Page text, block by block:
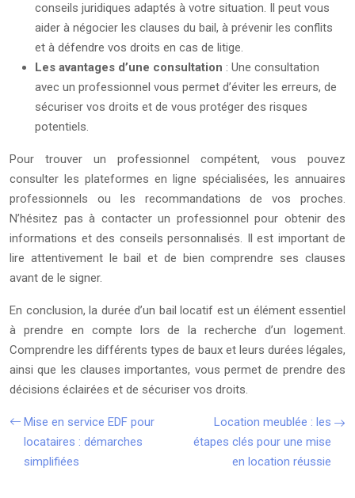
conseils juridiques adaptés à votre situation. Il peut vous
aider à négocier les clauses du bail, à prévenir les conflits
et à défendre vos droits en cas de litige.
Les avantages d’une consultation : Une consultation
avec un professionnel vous permet d’éviter les erreurs, de
sécuriser vos droits et de vous protéger des risques
potentiels.
Pour trouver un professionnel compétent, vous pouvez
consulter les plateformes en ligne spécialisées, les annuaires
professionnels ou les recommandations de vos proches.
N’hésitez pas à contacter un professionnel pour obtenir des
informations et des conseils personnalisés. Il est important de
lire attentivement le bail et de bien comprendre ses clauses
avant de le signer.
En conclusion, la durée d’un bail locatif est un élément essentiel
à prendre en compte lors de la recherche d’un logement.
Comprendre les différents types de baux et leurs durées légales,
ainsi que les clauses importantes, vous permet de prendre des
décisions éclairées et de sécuriser vos droits.
Mise en service EDF pour
locataires : démarches
simplifiées
Location meublée : les
étapes clés pour une mise
en location réussie